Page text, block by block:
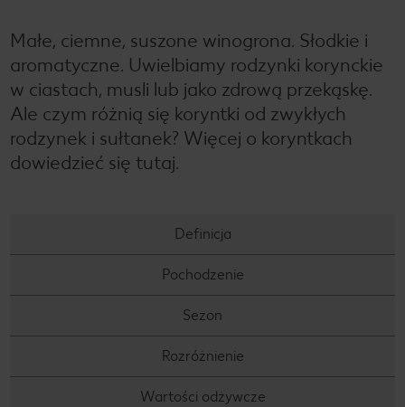
Małe, ciemne, suszone winogrona. Słodkie i
aromatyczne. Uwielbiamy rodzynki korynckie
w ciastach, musli lub jako zdrową przekąskę.
Ale czym różnią się koryntki od zwykłych
rodzynek i sułtanek? Więcej o koryntkach
dowiedzieć się tutaj.
Definicja
Pochodzenie
Sezon
Rozróżnienie
Wartości odżywcze